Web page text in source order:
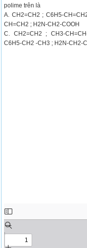
polime trên là
A. CH2=CH2 ; C6H5-
CH=CH2 ; H2N-CH2-COOH
C. CH2=CH2 ; CH3-
C6H5-CH2 -CH3 ; H2N-CH2-